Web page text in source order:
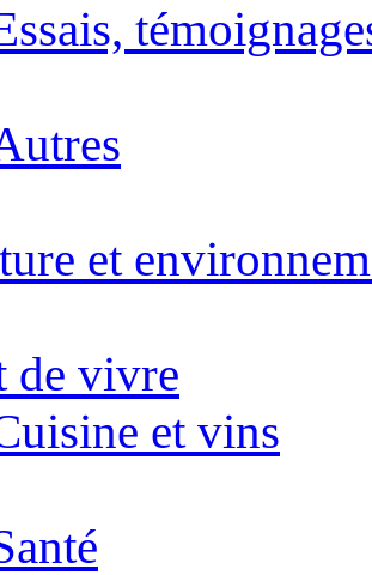
et
de vivre
et vins